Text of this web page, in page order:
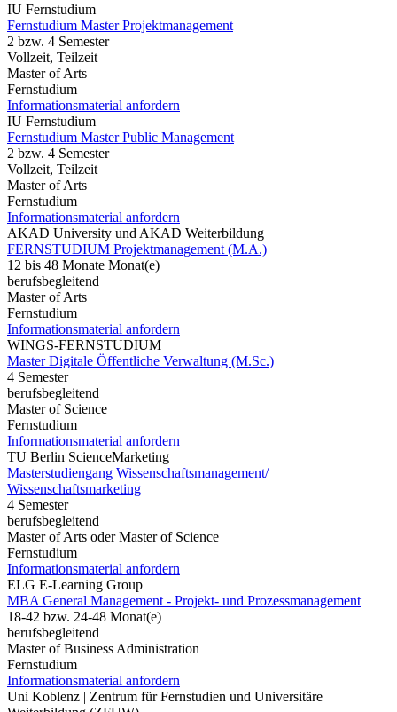
IU Fernstudium
Fernstudium Master Projektmanagement
2 bzw. 4 Semester
Vollzeit, Teilzeit
Master of Arts
Fernstudium
Informationsmaterial anfordern
IU Fernstudium
Fernstudium Master Public Management
2 bzw. 4 Semester
Vollzeit, Teilzeit
Master of Arts
Fernstudium
Informationsmaterial anfordern
AKAD University und AKAD Weiterbildung
FERNSTUDIUM Projektmanagement (M.A.)
12 bis 48 Monate Monat(e)
berufsbegleitend
Master of Arts
Fernstudium
Informationsmaterial anfordern
WINGS-FERNSTUDIUM
Master Digitale Öffentliche Verwaltung (M.Sc.)
4 Semester
berufsbegleitend
Master of Science
Fernstudium
Informationsmaterial anfordern
TU Berlin ScienceMarketing
Masterstudiengang Wissenschaftsmanagement/
Wissenschaftsmarketing
4 Semester
berufsbegleitend
Master of Arts oder Master of Science
Fernstudium
Informationsmaterial anfordern
ELG E-Learning Group
MBA General Management - Projekt- und Prozessmanagement
18-42 bzw. 24-48 Monat(e)
berufsbegleitend
Master of Business Administration
Fernstudium
Informationsmaterial anfordern
Uni Koblenz | Zentrum für Fernstudien und Universitäre